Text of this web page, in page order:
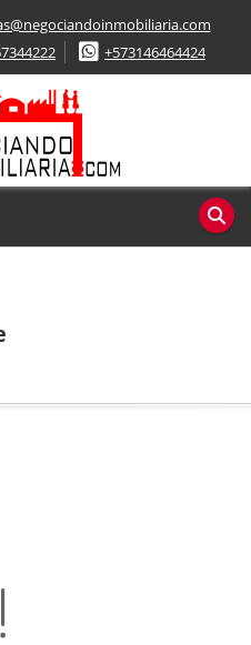
+573146464424